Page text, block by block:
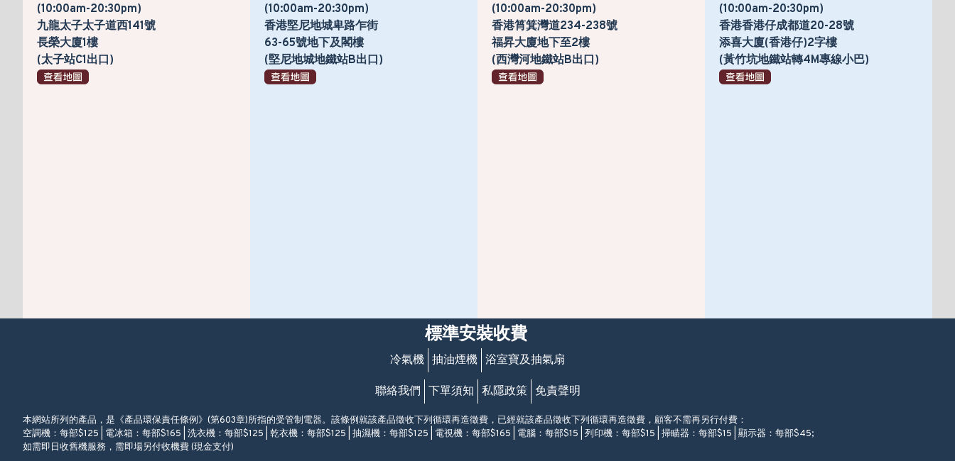
(10:00am-20:30pm)
九龍太子太子道西141號
長榮大廈1樓
(太子站C1出口)
(10:00am-20:30pm)
香港堅尼地城卑路乍街
63-65號地下及閣樓
(堅尼地城地鐵站B出口)
(10:00am-20:30pm)
香港筲箕灣道234-238號
福昇大廈地下至2樓
(西灣河地鐵站B出口)
(10:00am-20:30pm)
香港香港仔成都道20-28號
添喜大廈(香港仔)2字樓
(黃竹坑地鐵站轉4M專線小巴)
標準安裝收費
冷氣機 抽油煙機 浴室寶及抽氣扇
聯絡我們 下單須知 私隱政策 免責聲明
本網站所列的產品，是《產品環保責任條例》(第603章)所指的受管制電器。該條例就該產品徵收下列循環再造徵費，已經就該產品徵收下列循環再造徵費，顧客不需再另行付費：
空調機：每部$125 | 電冰箱：每部$165 | 洗衣機：每部$125 | 乾衣機：每部$125 | 抽濕機：每部$125 | 電視機：每部$165 | 電腦：每部$15 | 列印機：每部$15 | 掃瞄器：每部$15 | 顯示器：每部$45;
如需即日收舊機服務，需即場另付收機費 (現金支付)